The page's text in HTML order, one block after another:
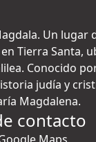
Un lugar
Tierra Santa,
Conocido
judía y
Magdalena.
contacto
Maps